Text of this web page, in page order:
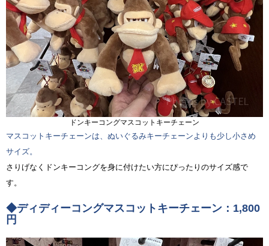
ドンキーコングマスコットキーチェーン
マスコットキーチェーンは、ぬいぐるみキーチェーンよりも少し小さめ
サイズ。
さりげなくドンキーコングを身に付けたい方にぴったりのサイズ感で
す。
◆ディディーコングマスコットキーチェーン：1,800
円